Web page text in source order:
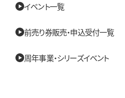
イベント一覧
前売り券販売・申込受付一覧
周年事業・シリーズイベント